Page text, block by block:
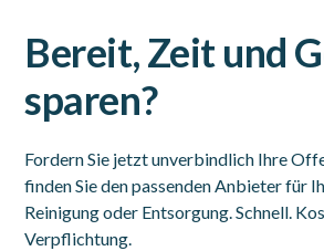
Bereit, Zeit und
sparen?
Fordern Sie jetzt unverbindlich Ihre
finden Sie den passenden Anbieter für
Reinigung oder Entsorgung. Schnell.
Verpflichtung.